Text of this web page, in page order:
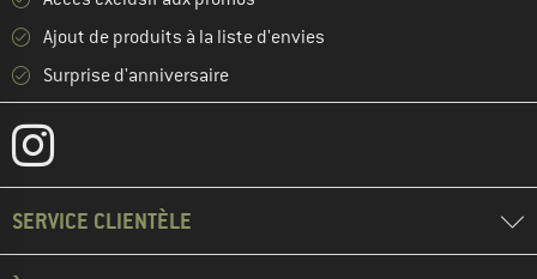
Ajout de produits à la liste d'envies
Surprise d'anniversaire
SERVICE CLIENTÈLE